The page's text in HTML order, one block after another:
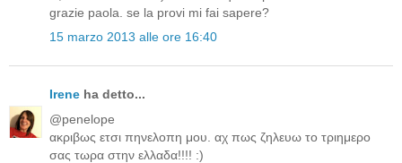
grazie paola. se la provi mi fai sapere?
15 marzo 2013 alle ore 16:40
Irene ha detto...
@penelope
ακριβως ετσι πηνελοπη μου. αχ πως ζηλευω το τριημερο
σας τωρα στην ελλαδα!!!! :)